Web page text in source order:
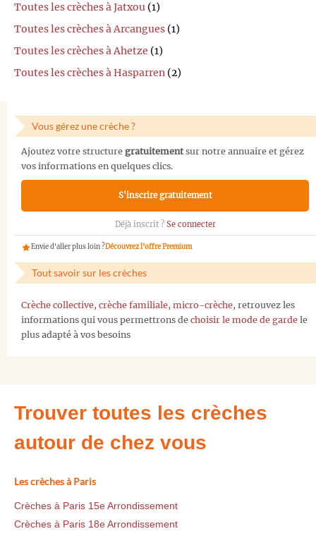
Toutes les crèches à Jatxou (1)
Toutes les crèches à Arcangues (1)
Toutes les crèches à Ahetze (1)
Toutes les crèches à Hasparren (2)
Vous gérez une crèche ?
Ajoutez votre structure gratuitementsur notre annuaire et gérez
vos informations en quelques clics.
S'inscrire gratuitement
Déjà inscrit ? Se connecter
Envie d'aller plus loin ?Découvrez l'offre Premium
Tout savoir sur les crèches
Crèche collective, crèche familiale, micro-crèche, retrouvez les
informations qui vous permettrons de choisir le mode de garde le
plus adapté à vos besoins
Trouver toutes les crèches
autour de chez vous
Les crèches à Paris
Crèches à Paris 15e Arrondissement
Crèches à Paris 18e Arrondissement